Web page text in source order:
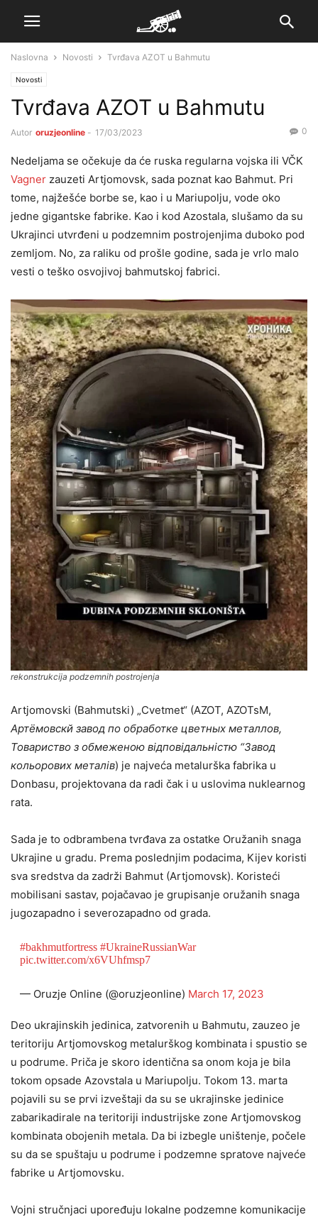
Naslovna Novosti Tvrđava AZOT u Bahmutu
Novosti
Tvrđava AZOT u Bahmutu
Autor oruzjeonline - 17/03/2023 0
Nedeljama se očekuje da će ruska regularna vojska ili VČK
Vagner zauzeti Artjomovsk, sada poznat kao Bahmut. Pri
tome, najžešće borbe se, kao i u Mariupolju, vode oko
jedne gigantske fabrike. Kao i kod Azostala, slušamo da su
Ukrajinci utvrđeni u podzemnim postrojenjima duboko pod
zemljom. No, za raliku od prošle godine, sada je vrlo malo
vesti o teško osvojivoj bahmutskoj fabrici.
rekonstrukcija podzemnih postrojenja
Artjomovski (Bahmutski) „Cvetmet“ (AZOT, AZOTsM,
Артёмовскй завод по обработке цветных металлов,
Товариство з обмеженою відповідальністю “Завод
кольорових металів) je najveća metalurška fabrika u
Donbasu, projektovana da radi čak i u uslovima nuklearnog
rata.
Sada je to odbrambena tvrđava za ostatke Oružanih snaga
Ukrajine u gradu. Prema poslednjim podacima, Kijev koristi
sva sredstva da zadrži Bahmut (Artjomovsk). Koristeći
mobilisani sastav, pojačavao je grupisanje oružanih snaga
jugozapadno i severozapadno od grada.
#bakhmutfortress #UkraineRussianWar
pic.twitter.com/x6VUhfmsp7
— Oruzje Online (@oruzjeonline) March 17, 2023
Deo ukrajinskih jedinica, zatvorenih u Bahmutu, zauzeo je
teritoriju Artjomovskog metalurškog kombinata i spustio se
u podrume. Priča je skoro identična sa onom koja je bila
tokom opsade Azovstala u Mariupolju. Tokom 13. marta
pojavili su se prvi izveštaji da su se ukrajinske jedinice
zabarikadirale na teritoriji industrijske zone Artjomovskog
kombinata obojenih metala. Da bi izbegle uništenje, počele
su da se spuštaju u podrume i podzemne spratove najveće
fabrike u Artjomovsku.
Vojni stručnjaci upoređuju lokalne podzemne komunikacije